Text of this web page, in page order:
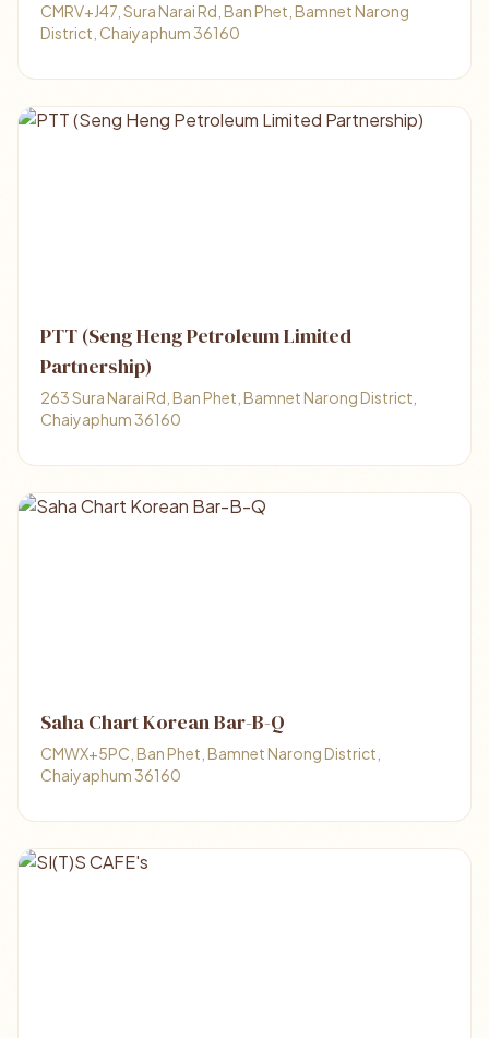
CMRV+J47, Sura Narai Rd, Ban Phet, Bamnet Narong
District, Chaiyaphum 36160
PTT (Seng Heng Petroleum Limited
Partnership)
263 Sura Narai Rd, Ban Phet, Bamnet Narong District,
Chaiyaphum 36160
Saha Chart Korean Bar-B-Q
CMWX+5PC, Ban Phet, Bamnet Narong District,
Chaiyaphum 36160